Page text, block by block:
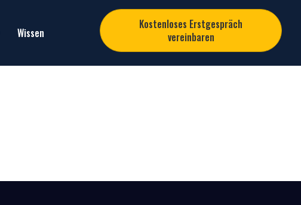
Wissen
Kostenloses Erstgespräch
vereinbaren